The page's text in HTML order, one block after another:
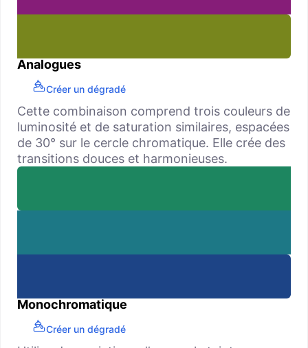
Analogues
Créer un dégradé
Cette combinaison comprend trois couleurs de
luminosité et de saturation similaires, espacées
de 30° sur le cercle chromatique. Elle crée des
transitions douces et harmonieuses.
Monochromatique
Créer un dégradé